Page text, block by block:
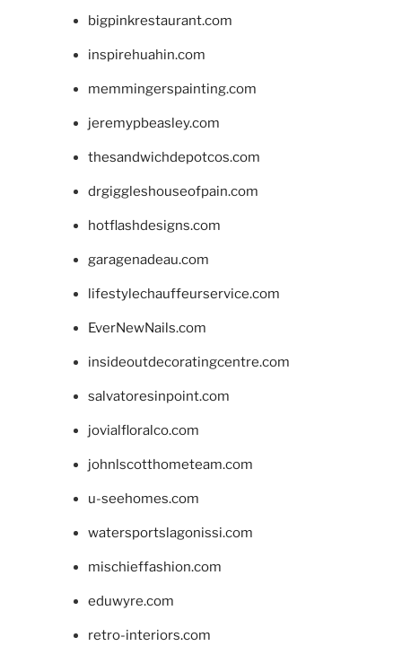
bigpinkrestaurant.com
inspirehuahin.com
memmingerspainting.com
jeremypbeasley.com
thesandwichdepotcos.com
drgiggleshouseofpain.com
hotflashdesigns.com
garagenadeau.com
lifestylechauffeurservice.com
EverNewNails.com
insideoutdecoratingcentre.com
salvatoresinpoint.com
jovialfloralco.com
johnlscotthometeam.com
u-seehomes.com
watersportslagonissi.com
mischieffashion.com
eduwyre.com
retro-interiors.com